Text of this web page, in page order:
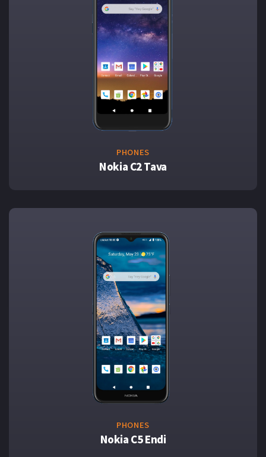
PHONES
Nokia C2 Tava
PHONES
Nokia C5 Endi